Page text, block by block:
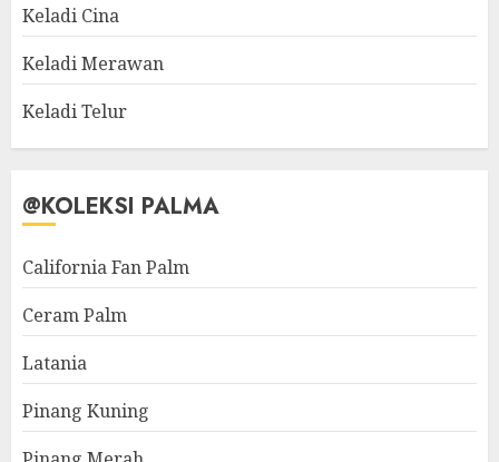
Keladi Cina
Keladi Merawan
Keladi Telur
@KOLEKSI PALMA
California Fan Palm
Ceram Palm
Latania
Pinang Kuning